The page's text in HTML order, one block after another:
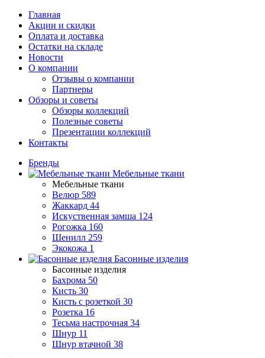
Главная
Акции и скидки
Оплата и доставка
Остатки на складе
Новости
О компании
Отзывы о компании
Партнеры
Обзоры и советы
Обзоры коллекций
Полезные советы
Презентации коллекций
Контакты
Бренды
Мебельные ткани
Мебельные ткани
Велюр 589
Жаккард 44
Искуственная замша 124
Рогожка 160
Шенилл 259
Экокожа 1
Басонные изделия
Басонные изделия
Бахрома 50
Кисть 30
Кисть с розеткой 30
Розетка 16
Тесьма настрочная 34
Шнур 11
Шнур втачной 38